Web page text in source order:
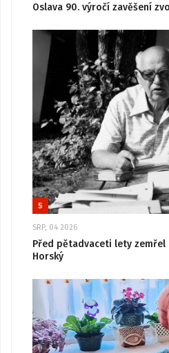
Oslava 90. výročí zavěšení
5
SRP, 04 2026
Před pětadvaceti lety zemřel
Horský